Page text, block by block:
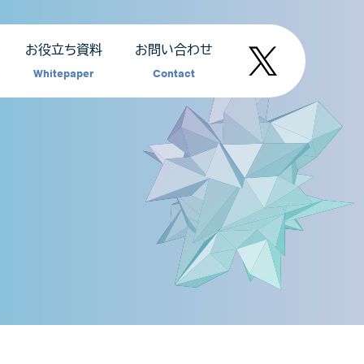
お役立ち資料
Whitepaper
お問い合わせ
Contact